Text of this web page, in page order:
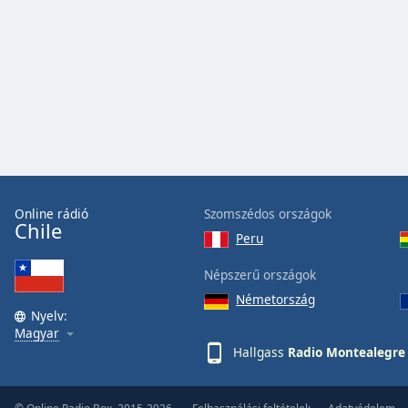
window.
dialog
window.
Escape
will
and
Online rádió
Chile
Nyelv:
Magyar
Szomszédos országok
Peru
Népszerű országok
Németország
Hallgass Radio Montealegre